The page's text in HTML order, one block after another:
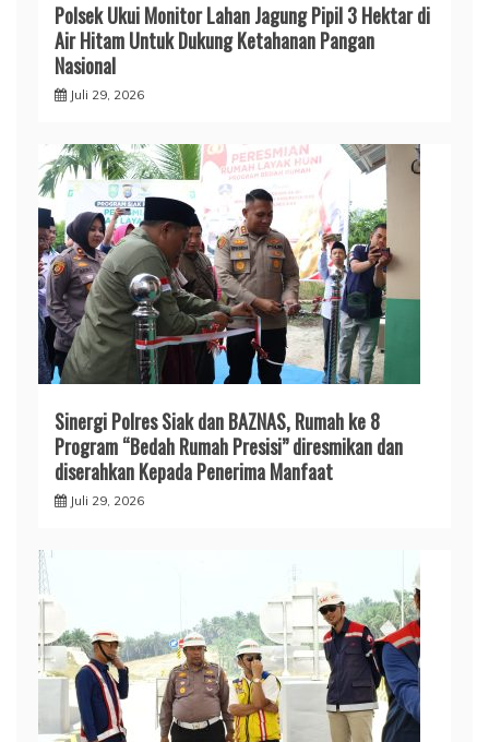
Polsek Ukui Monitor Lahan Jagung Pipil 3 Hektar di
Air Hitam Untuk Dukung Ketahanan Pangan
Nasional
Juli 29, 2026
Sinergi Polres Siak dan BAZNAS, Rumah ke 8
Program “Bedah Rumah Presisi” diresmikan dan
diserahkan Kepada Penerima Manfaat
Juli 29, 2026